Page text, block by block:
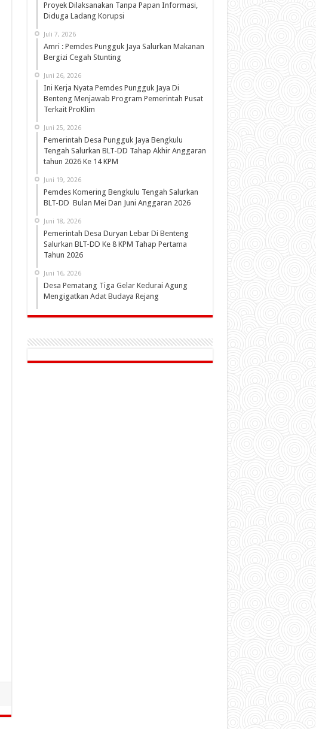
Proyek Dilaksanakan Tanpa Papan Informasi,
Diduga Ladang Korupsi
Juli 7, 2026
Amri : Pemdes Pungguk Jaya Salurkan Makanan
Bergizi Cegah Stunting
Juni 26, 2026
Ini Kerja Nyata Pemdes Pungguk Jaya Di
Benteng Menjawab Program Pemerintah Pusat
Terkait ProKlim
Juni 25, 2026
Pemerintah Desa Pungguk Jaya Bengkulu
Tengah Salurkan BLT-DD Tahap Akhir Anggaran
tahun 2026 Ke 14 KPM
Juni 19, 2026
Pemdes Komering Bengkulu Tengah Salurkan
BLT-DD Bulan Mei Dan Juni Anggaran 2026
Juni 18, 2026
Pemerintah Desa Duryan Lebar Di Benteng
Salurkan BLT-DD Ke 8 KPM Tahap Pertama
Tahun 2026
Juni 16, 2026
Desa Pematang Tiga Gelar Kedurai Agung
Mengigatkan Adat Budaya Rejang